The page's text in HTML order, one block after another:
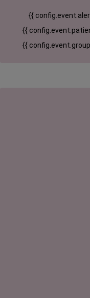
{{
{{
{{